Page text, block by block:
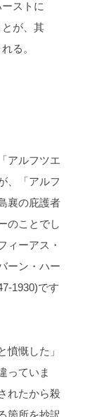
ストに
が、其
る。
アルフツエ
、「アルフ
襄の庇護者
のことでし
ィーアス・
ーン・ハー
1930)です
慨した」
っていま
れたから殺
箇所を抄訳